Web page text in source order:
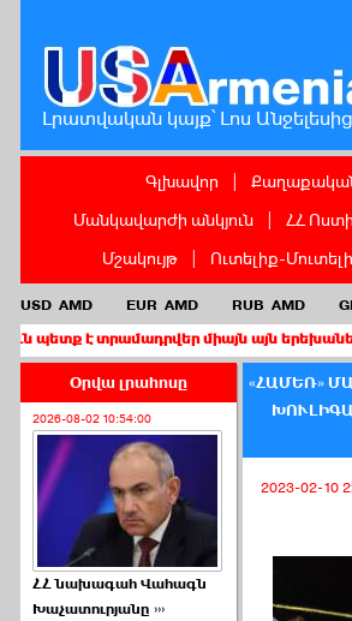
Լրատվական կայք՝ Լոս Անջելեսից
Գլխավոր
Մանկավարժի անկյուն
ՀՀ
Մշակույթ
Ուտելիք-
USD AMD EUR AMD RUB AMD
միայն այն երեխաներին,
Օրվա լրահոսը
2026-08-02 10:54:00
ՀՀ նախագահ Վահագն
Խաչատուրյանը ›››
«ՀԱՄԵՌ»
2023-02-10